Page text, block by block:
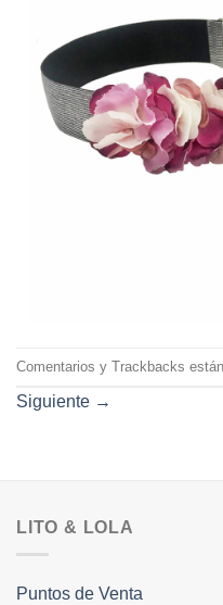
Comentarios y Trackbacks
Siguiente →
LITO & LOLA
Puntos de Venta